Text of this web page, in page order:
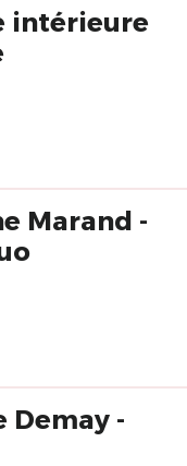
intérieure
Marand -
Demay -